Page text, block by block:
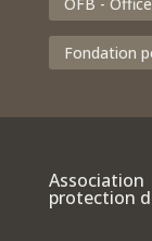
Fondation
protection